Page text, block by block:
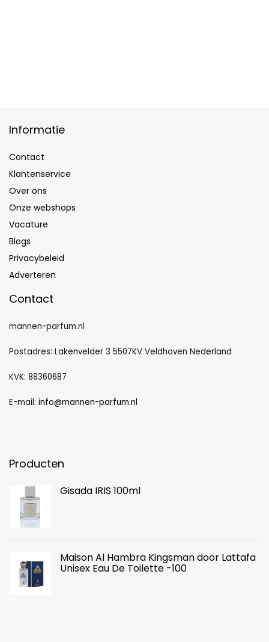
Informatie
Contact
Klantenservice
Over ons
Onze webshops
Vacature
Blogs
Privacybeleid
Adverteren
Contact
mannen-parfum.nl
Postadres: Lakenvelder 3 5507KV Veldhoven Nederland
KVK: 88360687
E-mail: info@mannen-parfum.nl
Producten
Gisada IRIS 100ml
Maison Al Hambra Kingsman door Lattafa
Unisex Eau De Toilette -100